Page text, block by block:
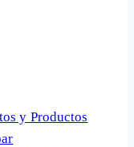
y Productos